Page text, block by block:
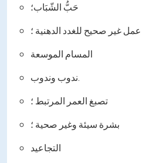
حَبُّ الشّبَاب؛
عمل غير صحيح للغدد الدهنية ؛
المسام الموسعة
ندوب وندوب.
تصبغ العمر المرتبط ؛
بشرة سيئة وغير صحية ؛
التجاعيد